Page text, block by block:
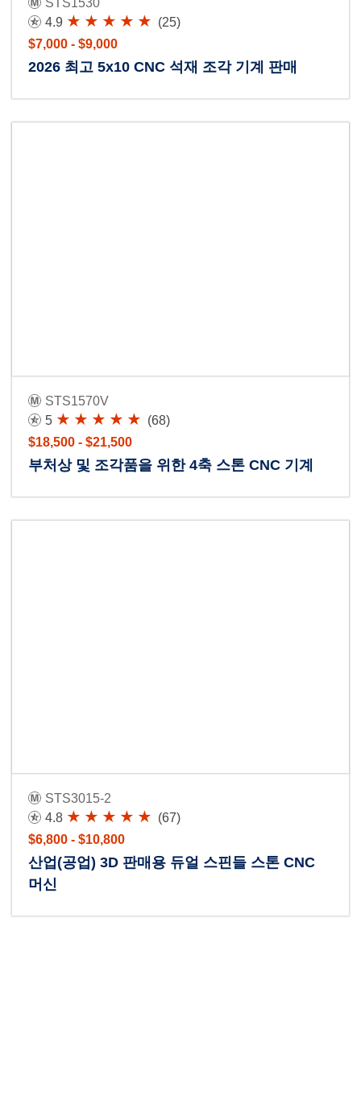
STS1530
4.9
(25)
$7,000 - $9,000
2026 최고 5x10 CNC 석재 조각 기계 판매
STS1570V
5
(68)
$18,500 - $21,500
부처상 및 조각품을 위한 4축 스톤 CNC 기계
STS3015-2
4.8
(67)
$6,800 - $10,800
산업(공업) 3D 판매용 듀얼 스핀들 스톤 CNC
머신